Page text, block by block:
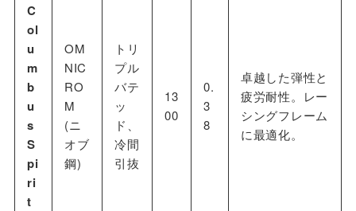
C
ol
u
m
b
u
s
S
pi
ri
t
OM
NIC
RO
M
(ニ
オブ
鋼)
トリ
プル
バテ
ッ
ド、
冷間
引抜
13
00
0.
3
8
卓越した弾性と
疲労耐性。レー
シングフレーム
に最適化。